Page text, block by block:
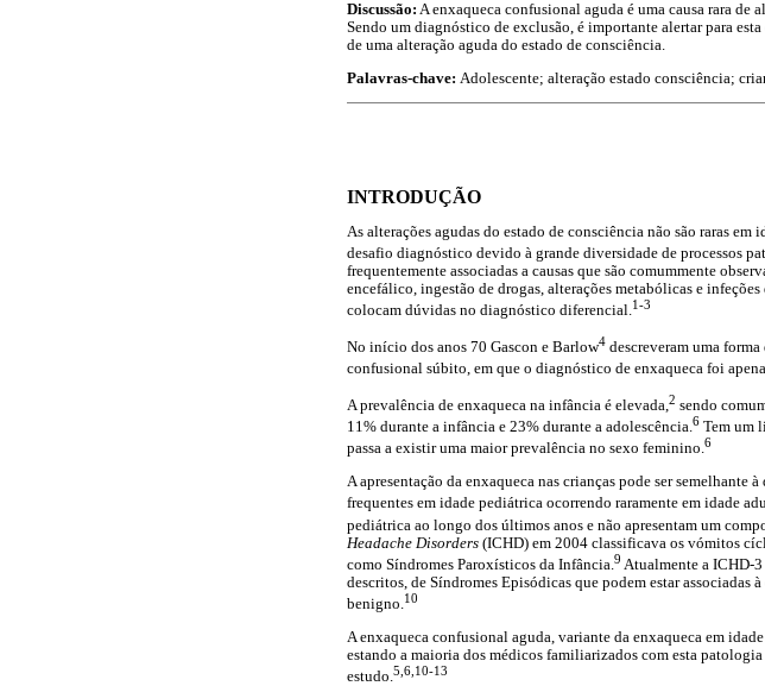
Discussão: A enxaqueca confusional aguda é uma causa rara de
Sendo um diagnóstico de exclusão, é importante alertar para
de uma alteração aguda do estado de consciência.
Palavras-chave: Adolescente; alteração estado consciência;
INTRODUÇÃO
As alterações agudas do estado de consciência não são raras
desafio diagnóstico devido à grande diversidade de processos
frequentemente associadas a causas que são comummente
encefálico, ingestão de drogas, alterações metabólicas e
colocam dúvidas no diagnóstico diferencial.1-3
No início dos anos 70 Gascon e Barlow4 descreveram uma
confusional súbito, em que o diagnóstico de enxaqueca foi
A prevalência de enxaqueca na infância é elevada,2 sendo
11% durante a infância e 23% durante a adolescência.6 Tem um
passa a existir uma maior prevalência no sexo feminino.6
A apresentação da enxaqueca nas crianças pode ser semelhante
frequentes em idade pediátrica ocorrendo raramente em idade
pediátrica ao longo dos últimos anos e não apresentam um
Headache Disorders (ICHD) em 2004 classificava os vómitos
como Síndromes Paroxísticos da Infância.9 Atualmente a ICHD-
descritos, de Síndromes Episódicas que podem estar
benigno.10
A enxaqueca confusional aguda, variante da enxaqueca em
estando a maioria dos médicos familiarizados com esta
estudo.5,6,10-13